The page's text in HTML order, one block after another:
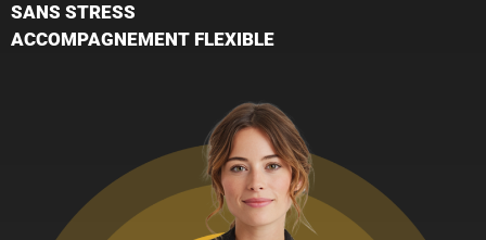
SANS STRESS
ACCOMPAGNEMENT FLEXIBLE